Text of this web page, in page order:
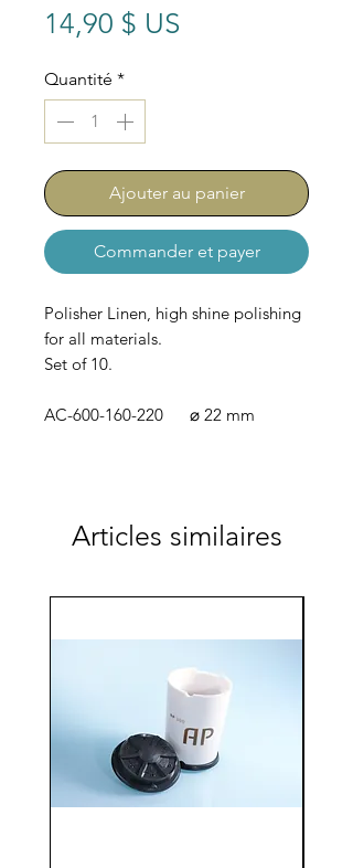
14,90 $ US
Quantité *
Ajouter au panier
Commander et payer
Polisher Linen, high shine polishing
for all materials.
Set of 10.
AC-600-160-220 ⌀ 22 mm
Articles similaires